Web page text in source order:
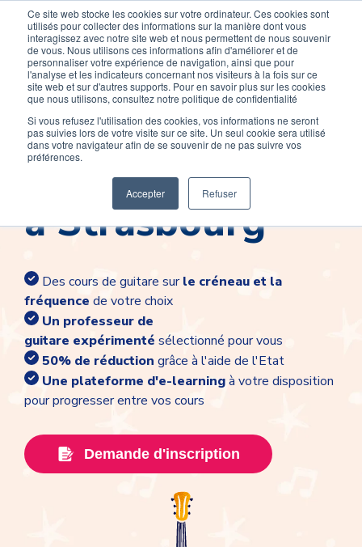
Ce site web stocke les cookies sur votre ordinateur. Ces cookies sont
utilisés pour collecter des informations sur la manière dont vous
interagissez avec notre site web et nous permettent de nous souvenir
de vous. Nous utilisons ces informations afin d'améliorer et de
personnaliser votre expérience de navigation, ainsi que pour
l'analyse et les indicateurs concernant nos visiteurs à la fois sur ce
site web et sur d'autres supports. Pour en savoir plus sur les cookies
que nous utilisons, consultez notre politique de confidentialité
Si vous refusez l'utilisation des cookies, vos informations ne seront
pas suivies lors de votre visite sur ce site. Un seul cookie sera utilisé
dans votre navigateur afin de se souvenir de ne pas suivre vos
préférences.
Accepter Refuser
Devenir élève Devenir Prof
Cours de guitare
à Strasbourg
Des cours de guitare surle créneau et la
fréquence de votre choix
Un professeur de
guitare expérimenté sélectionné pour vous
50% de réduction grâce à l'aide de l'Etat
Une plateforme d'e-learningà votre disposition
pour progresser entre vos cours
Demande d'inscription